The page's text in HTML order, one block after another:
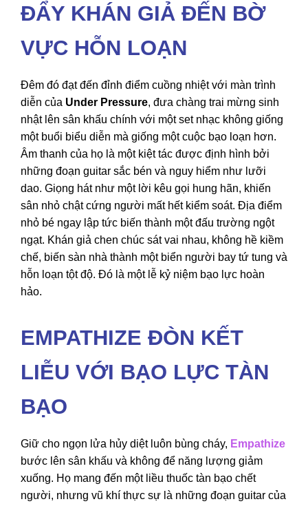
ĐẨY KHÁN GIẢ ĐẾN BỜ
VỰC HỖN LOẠN
Đêm đó đạt đến đỉnh điểm cuồng nhiệt với màn trình
diễn của Under Pressure, đưa chàng trai mừng sinh
nhật lên sân khấu chính với một set nhạc không giống
một buổi biểu diễn mà giống một cuộc bạo loạn hơn.
Âm thanh của họ là một kiệt tác được định hình bởi
những đoạn guitar sắc bén và nguy hiểm như lưỡi
dao. Giọng hát như một lời kêu gọi hung hãn, khiến
sân nhỏ chật cứng người mất hết kiểm soát. Địa điểm
nhỏ bé ngay lập tức biến thành một đấu trường ngột
ngạt. Khán giả chen chúc sát vai nhau, không hề kiềm
chế, biến sàn nhà thành một biển người bay tứ tung và
hỗn loạn tột độ. Đó là một lễ kỷ niệm bạo lực hoàn
hảo.
EMPATHIZE ĐÒN KẾT
LIỄU VỚI BẠO LỰC TÀN
BẠO
Giữ cho ngọn lửa hủy diệt luôn bùng cháy, Empathize
bước lên sân khấu và không để năng lượng giảm
xuống. Họ mang đến một liều thuốc tàn bạo chết
người, nhưng vũ khí thực sự là những đoạn guitar của